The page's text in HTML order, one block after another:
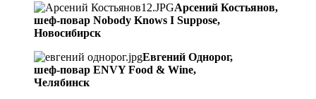
Арсений Костьянов,
шеф-повар Nobody Knows I Suppose,
Новосибирск
Евгений Однорог,
шеф-повар ENVY Food & Wine,
Челябинск